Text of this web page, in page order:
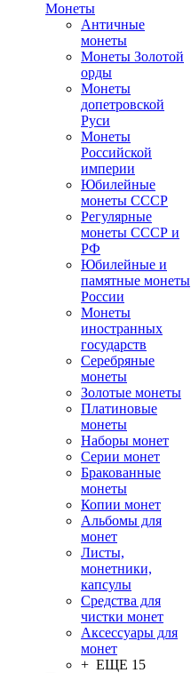
Монеты
Античные
монеты
Монеты Золотой
орды
Монеты
допетровской
Руси
Монеты
Российской
империи
Юбилейные
монеты СССР
Регулярные
монеты СССР и
РФ
Юбилейные и
памятные монеты
России
Монеты
иностранных
государств
Серебряные
монеты
Золотые монеты
Платиновые
монеты
Наборы монет
Серии монет
Бракованные
монеты
Копии монет
Альбомы для
монет
Листы,
монетники,
капсулы
Средства для
чистки монет
Аксессуары для
монет
+ ЕЩЕ 15